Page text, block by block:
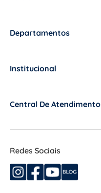
Departamentos
Institucional
Central De Atendimento
Redes Sociais